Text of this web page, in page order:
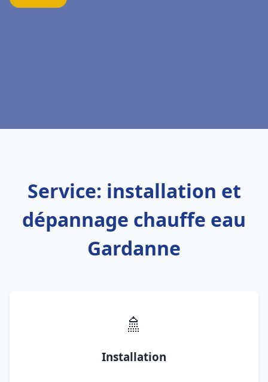
Service: installation et
dépannage chauffe eau
Gardanne
🚿
Installation